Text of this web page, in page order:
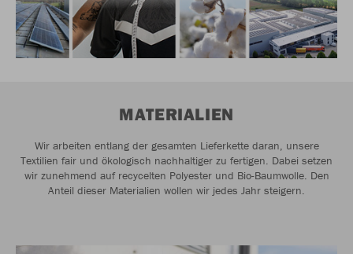
MATERIALIEN
Wir arbeiten entlang der gesamten Lieferkette daran, unsere
Textilien fair und ökologisch nachhaltiger zu fertigen. Dabei setzen
wir zunehmend auf recycelten Polyester und Bio-Baumwolle. Den
Anteil dieser Materialien wollen wir jedes Jahr steigern.